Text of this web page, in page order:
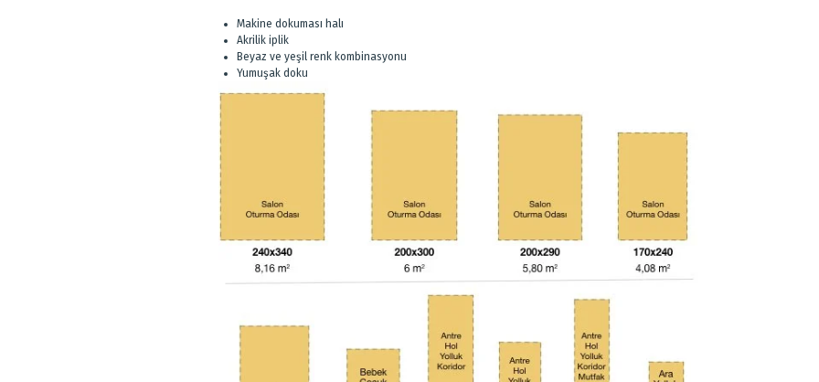
Makine dokuması halı
Akrilik iplik
Beyaz ve yeşil renk kombinasyonu
Yumuşak doku